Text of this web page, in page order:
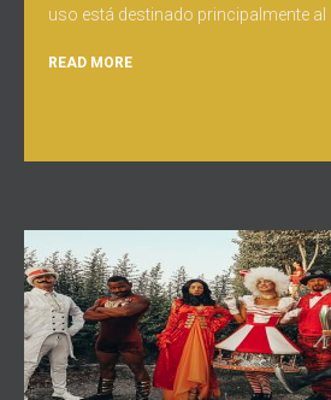
uso está destinado principalmente al
READ MORE